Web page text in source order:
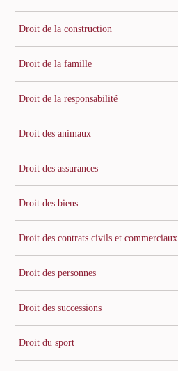
Droit de la construction
Droit de la famille
Droit de la responsabilité
Droit des animaux
Droit des assurances
Droit des biens
Droit des contrats civils et commerciaux
Droit des personnes
Droit des successions
Droit du sport